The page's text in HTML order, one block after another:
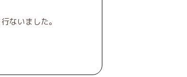
ないました。